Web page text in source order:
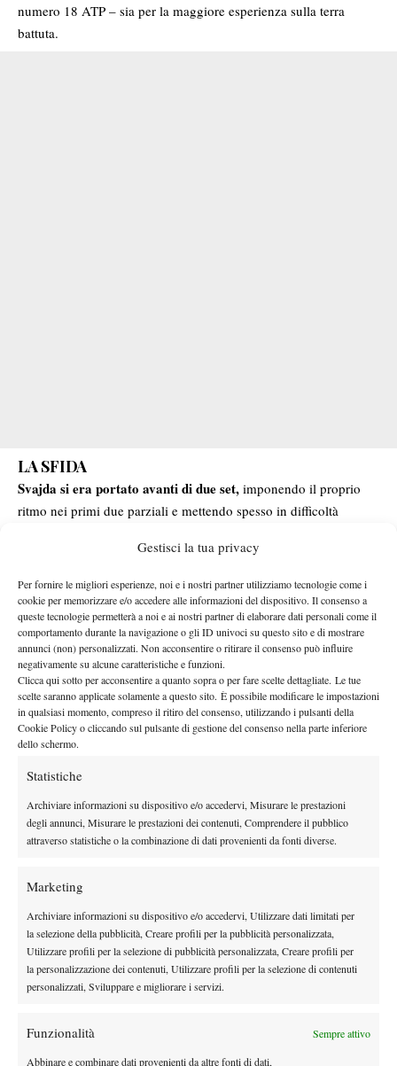
Gestisci la tua privacy
Per fornire le migliori esperienze, noi e i nostri partner utilizziamo tecnologie come i
cookie per memorizzare e/o accedere alle informazioni del dispositivo. Il consenso a
queste tecnologie permetterà a noi e ai nostri partner di elaborare dati personali come il
comportamento durante la navigazione o gli ID univoci su questo sito e di mostrare
annunci (non) personalizzati. Non acconsentire o ritirare il consenso può influire
negativamente su alcune caratteristiche e funzioni.
Clicca qui sotto per acconsentire a quanto sopra o per fare scelte dettagliate. Le tue
scelte saranno applicate solamente a questo sito. È possibile modificare le impostazioni
in qualsiasi momento, compreso il ritiro del consenso, utilizzando i pulsanti della
Cookie Policy o cliccando sul pulsante di gestione del consenso nella parte inferiore
dello schermo.
Statistiche
Archiviare informazioni su dispositivo e/o accedervi, Misurare le prestazioni
degli annunci, Misurare le prestazioni dei contenuti, Comprendere il pubblico
attraverso statistiche o la combinazione di dati provenienti da fonti diverse.
Marketing
Archiviare informazioni su dispositivo e/o accedervi, Utilizzare dati limitati per
la selezione della pubblicità, Creare profili per la pubblicità personalizzata,
Utilizzare profili per la selezione di pubblicità personalizzata, Creare profili per
la personalizzazione dei contenuti, Utilizzare profili per la selezione di contenuti
personalizzati, Sviluppare e migliorare i servizi.
Funzionalità Sempre attivo
Abbinare e combinare dati provenienti da altre fonti di dati,
numero 18 ATP – sia per la maggiore esperienza sulla terra
battuta.
LA SFIDA
Svajda si era portato avanti di due set, imponendo il proprio
ritmo nei primi due parziali e mettendo spesso in difficoltà
conquistare un break di vantaggio, dando l’impressione di poter
chiudere la pratica in tre set. Da quel momento, però, è arrivata
la reazione di Cerundolo. L’argentino ha alzato il livello del
proprio tennis, vincendo il terzo set per 6-3 e il quarto per 6-4,
trascinando il match al quinto e decisivo parziale.
Nel momento più delicato dell’incontro, però, Svajda non ha
perso lucidità né concentrazione. Lo statunitense ha trovato il
break decisivo nel quarto gioco del quinto set e ha poi difeso il
vantaggio fino al 6-3 conclusivo,completando una delle vittorie
più importanti della sua carriera.
Per il classe 2002 si tratta del primo approdo agli ottavi di finale
di un torneo del Grande Slam. Ad attenderlo ci sarà ora Flavio
Cobolli, in una sfida che mette in palio un posto nei quarti di
finale del Roland Garros.
DI TENDENZA
orario e ordine di gioco venerdì 7 agosto.
Arnaldi apre sul Centrale